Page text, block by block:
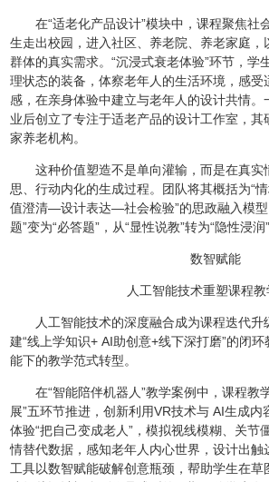
在“适老化产品设计”模块中，课程聚焦社
生走出校园，进入社区、养老院、养老家庭，
群体的真实需求。“沉浸式衰老体验”环节，学
理状态的装备，体察老年人的生活环境，感受
感，在亲身体验中建立与老年人的设计共情。
业后创立了专注于适老产品的设计工作室，其
家养老机构。
这种价值塑造不是单向灌输，而是在真实
思、行动内化的生成过程。团队将其概括为“
值澄清—设计表达—社会检验”的思政融入模型
题”变为“必答题”，从“显性说教”转为“隐性浸润”
数智赋能
人工智能技术重塑课程
人工智能技术的深度融合成为课程迭代
建“线上学知识+ AI助创意+线下深打磨”的闭
能下的教学范式转型。
在“智能陪伴机器人”教学案例中，课程教
展”五环节推进，创新利用VR技术与 AI生成
体验“把自己变成老人”，模拟视线模糊、关节
情替代数据，感知老年人内心世界，设计出触
工具以数智赋能破解创意瓶颈，帮助学生在草